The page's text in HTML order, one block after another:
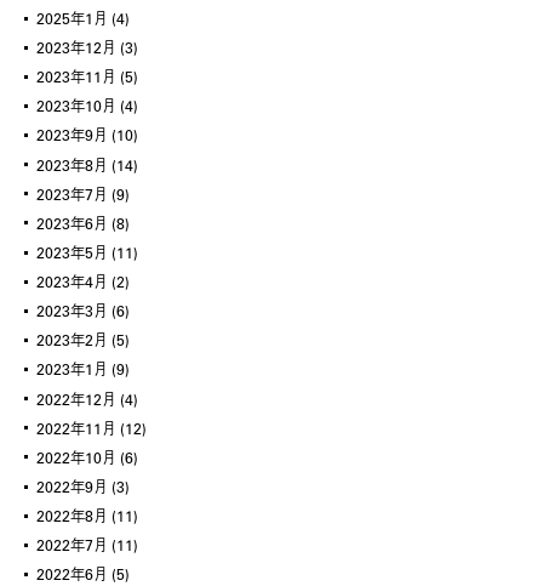
2025年1月 (4)
2023年12月 (3)
2023年11月 (5)
2023年10月 (4)
2023年9月 (10)
2023年8月 (14)
2023年7月 (9)
2023年6月 (8)
2023年5月 (11)
2023年4月 (2)
2023年3月 (6)
2023年2月 (5)
2023年1月 (9)
2022年12月 (4)
2022年11月 (12)
2022年10月 (6)
2022年9月 (3)
2022年8月 (11)
2022年7月 (11)
2022年6月 (5)